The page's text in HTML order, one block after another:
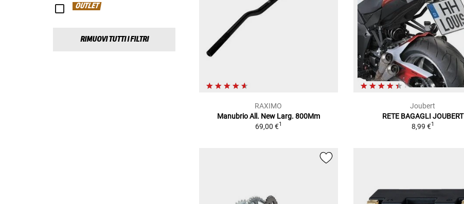
OUTLET
RIMUOVI TUTTI I FILTRI
RAXIMO
Manubrio All. New Larg. 800Mm
69,00 €1
Joubert
RETE BAGAGLI JOUBERT
8,99 €1